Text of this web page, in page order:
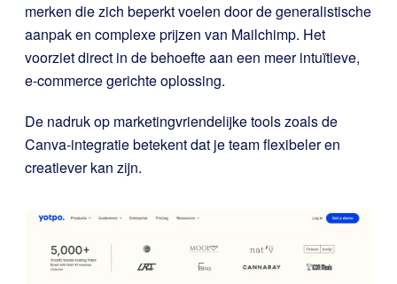
merken die zich beperkt voelen door de generalistische
aanpak en complexe prijzen van Mailchimp. Het
voorziet direct in de behoefte aan een meer intuïtieve,
e-commerce gerichte oplossing.
De nadruk op marketingvriendelijke tools zoals de
Canva-integratie betekent dat je team flexibeler en
creatiever kan zijn.